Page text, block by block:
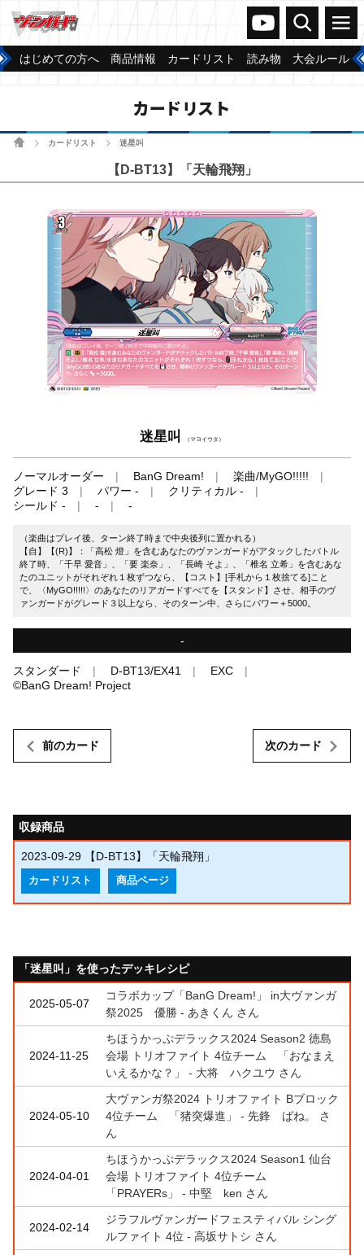
ヴァンガードch
検索 メニュー
はじめての方へ 商品情報 カードリスト 読み物 大会ルール
カードリスト
ホームカードリスト 迷星叫
【D-BT13】「天輪飛翔」
迷星叫 （マヨイウタ）
ノーマルオーダー BanG Dream!
楽曲/MyGO!!!!!
グレード 3
パワー -
クリティカル -
シールド -
- -
（楽曲はプレイ後、ターン終了時まで中央後列に置かれる）
【自】【(R)】：「高松 燈」を含むあなたのヴァンガードがアタックしたバトル
終了時、「千早 愛音」、「要 楽奈」、「長崎 そよ」、「椎名 立希」を含むあな
たのユニットがそれぞれ１枚ずつなら、【コスト】[手札から１枚捨てる]こと
で、〈MyGO!!!!!〉のあなたのリアガードすべてを【スタンド】させ、相手のヴ
ァンガードがグレード３以上なら、そのターン中、さらにパワー＋5000。
-
スタンダード D-BT13/EX41
EXC
©BanG Dream! Project
前のカード 次のカード
収録商品
2023-09-29 【D-BT13】「天輪飛翔」
カードリスト 商品ページ
「迷星叫」を使ったデッキレシピ
2025-05-07
コラボカップ「BanG Dream!」 in大ヴァンガ
祭2025 優勝 - あきくん さん
2024-11-25
ちほうかっぷデラックス2024 Season2 徳島
会場 トリオファイト 4位チーム 「おなまえ
いえるかな？」 - 大将 ハクユウ さん
2024-05-10
大ヴァンガ祭2024 トリオファイト Bブロック
4位チーム 「猪突爆進」 - 先鋒 ばね。 さ
ん
2024-04-01
ちほうかっぷデラックス2024 Season1 仙台
会場 トリオファイト 4位チーム
「PRAYERs」 - 中堅 ken さん
2024-02-14
ジラフルヴァンガードフェスティバル シング
ルファイト 4位 - 高坂サトシ さん